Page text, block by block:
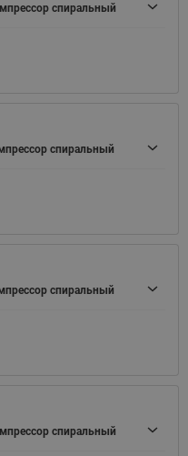
спиральный
спиральный
спиральный
спиральный